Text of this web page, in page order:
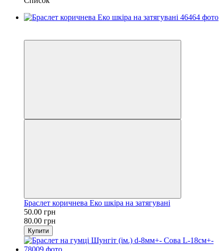
Браслет коричнева Еко шкіра на затягувані
50.00 грн
80.00 грн
Купити